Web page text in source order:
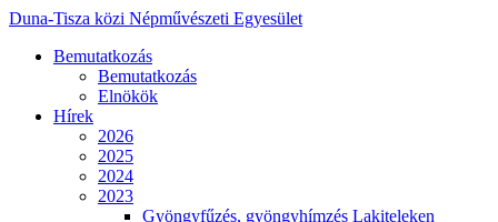
Duna-Tisza közi Népművészeti Egyesület
Bemutatkozás
Bemutatkozás
Elnökök
Hírek
2026
2025
2024
2023
Gyöngyfűzés, gyöngyhímzés Lakiteleken